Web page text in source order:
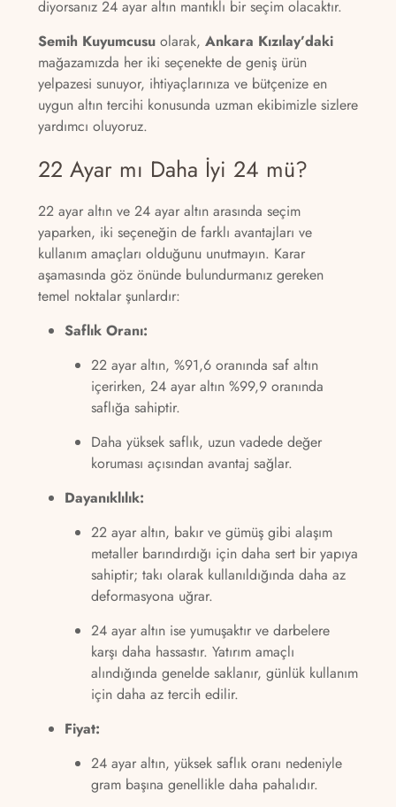
diyorsanız 24 ayar altın mantıklı bir seçim olacaktır.
Semih Kuyumcusu olarak, Ankara Kızılay’daki
mağazamızda her iki seçenekte de geniş ürün
yelpazesi sunuyor, ihtiyaçlarınıza ve bütçenize en
uygun altın tercihi konusunda uzman ekibimizle sizlere
yardımcı oluyoruz.
22 Ayar mı Daha İyi 24 mü?
22 ayar altın ve 24 ayar altın arasında seçim
yaparken, iki seçeneğin de farklı avantajları ve
kullanım amaçları olduğunu unutmayın. Karar
aşamasında göz önünde bulundurmanız gereken
temel noktalar şunlardır:
Saflık Oranı:
22 ayar altın, %91,6 oranında saf altın
içerirken, 24 ayar altın %99,9 oranında
saflığa sahiptir.
Daha yüksek saflık, uzun vadede değer
koruması açısından avantaj sağlar.
Dayanıklılık:
22 ayar altın, bakır ve gümüş gibi alaşım
metaller barındırdığı için daha sert bir yapıya
sahiptir; takı olarak kullanıldığında daha az
deformasyona uğrar.
24 ayar altın ise yumuşaktır ve darbelere
karşı daha hassastır. Yatırım amaçlı
alındığında genelde saklanır, günlük kullanım
için daha az tercih edilir.
Fiyat:
24 ayar altın, yüksek saflık oranı nedeniyle
gram başına genellikle daha pahalıdır.